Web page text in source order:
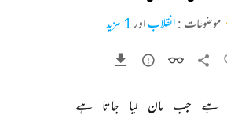
موضوعات :انقلاباور1 مزید
ہے جب مان لیا جاتا ہے